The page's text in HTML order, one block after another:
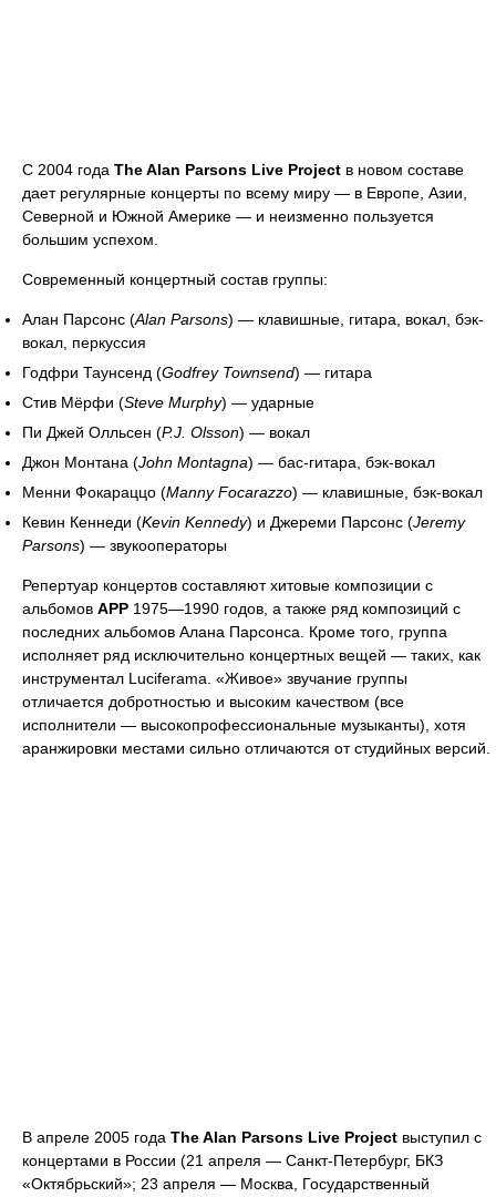
С 2004 года The Alan Parsons Live Project в новом составе
дает регулярные концерты по всему миру — в Европе, Азии,
Северной и Южной Америке — и неизменно пользуется
большим успехом.
Современный концертный состав группы:
Алан Парсонс (Alan Parsons) — клавишные, гитара, вокал, бэк-
вокал, перкуссия
Годфри Таунсенд (Godfrey Townsend) — гитара
Стив Мёрфи (Steve Murphy) — ударные
Пи Джей Олльсен (P.J. Olsson) — вокал
Джон Монтана (John Montagna) — бас-гитара, бэк-вокал
Менни Фокараццо (Manny Focarazzo) — клавишные, бэк-вокал
Кевин Кеннеди (Kevin Kennedy) и Джереми Парсонс (Jeremy
Parsons) — звукооператоры
Репертуар концертов составляют хитовые композиции с
альбомов APP 1975—1990 годов, а также ряд композиций с
последних альбомов Алана Парсонса. Кроме того, группа
исполняет ряд исключительно концертных вещей — таких, как
инструментал Luciferama. «Живое» звучание группы
отличается добротностью и высоким качеством (все
исполнители — высокопрофессиональные музыканты), хотя
аранжировки местами сильно отличаются от студийных версий.
В апреле 2005 года The Alan Parsons Live Project выступил с
концертами в России (21 апреля — Санкт-Петербург, БКЗ
«Октябрьский»; 23 апреля — Москва, Государственный